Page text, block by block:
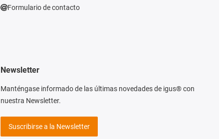
Formulario de contacto
Newsletter
Manténgase informado de las últimas novedades de igus® con
nuestra Newsletter.
Suscribirse a la Newsletter